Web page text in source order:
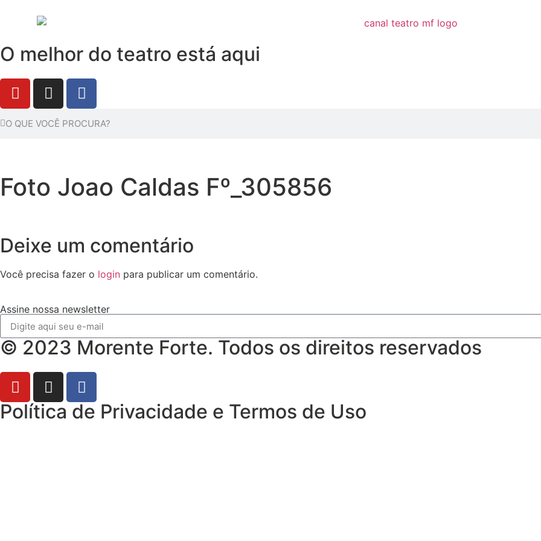
O melhor do teatro está aqui
Foto Joao Caldas Fº_305856
Deixe um comentário
Você precisa fazer o login para publicar um comentário.
Assine nossa newsletter
© 2023 Morente Forte. Todos os direitos reservados
Política de Privacidade e Termos de Uso